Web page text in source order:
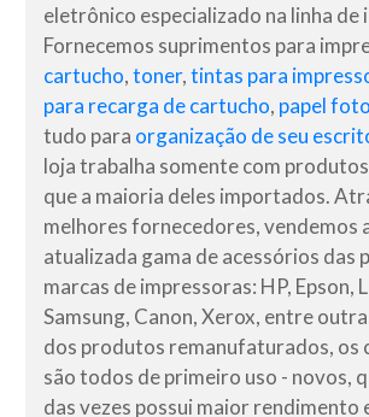
eletrônico especializado na linha de
Fornecemos suprimentos para
cartucho,toner,tintas para
para recarga de cartucho, papel
tudo para organização de seu
loja trabalha somente com
que a maioria deles importados.
melhores fornecedores, vendemos
atualizada gama de acessórios das
marcas de impressoras: HP, Epson,
Samsung, Canon, Xerox, entre
dos produtos remanufaturados, os
são todos de primeiro uso - novos,
das vezes possui maior rendimento